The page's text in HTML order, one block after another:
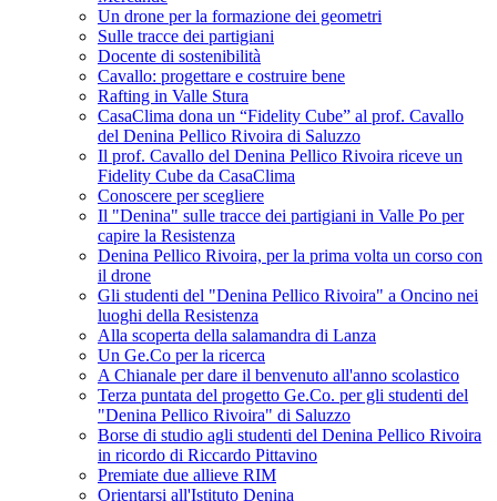
Un drone per la formazione dei geometri
Sulle tracce dei partigiani
Docente di sostenibilità
Cavallo: progettare e costruire bene
Rafting in Valle Stura
CasaClima dona un “Fidelity Cube” al prof. Cavallo
del Denina Pellico Rivoira di Saluzzo
Il prof. Cavallo del Denina Pellico Rivoira riceve un
Fidelity Cube da CasaClima
Conoscere per scegliere
Il "Denina" sulle tracce dei partigiani in Valle Po per
capire la Resistenza
Denina Pellico Rivoira, per la prima volta un corso con
il drone
Gli studenti del "Denina Pellico Rivoira" a Oncino nei
luoghi della Resistenza
Alla scoperta della salamandra di Lanza
Un Ge.Co per la ricerca
A Chianale per dare il benvenuto all'anno scolastico
Terza puntata del progetto Ge.Co. per gli studenti del
"Denina Pellico Rivoira" di Saluzzo
Borse di studio agli studenti del Denina Pellico Rivoira
in ricordo di Riccardo Pittavino
Premiate due allieve RIM
Orientarsi all'Istituto Denina